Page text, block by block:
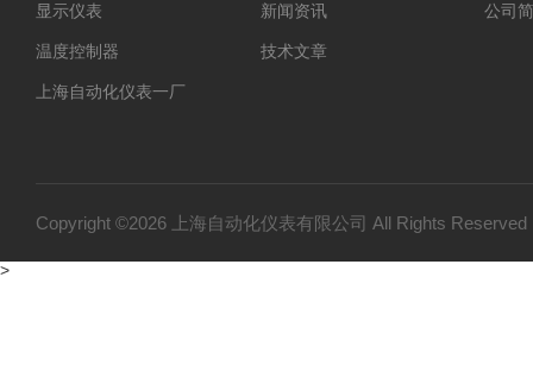
显示仪表
温度控制器
上海自动化仪表一厂
压力变送器
新闻资讯
技术文章
公司
Copyright ©2026 上海自动化仪表有限公司 All Rights
>